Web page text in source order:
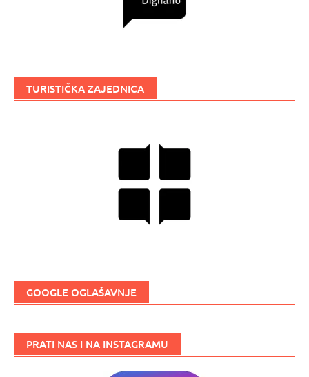
TURISTIČKA ZAJEDNICA
GOOGLE OGLAŠAVNJE
PRATI NAS I NA INSTAGRAMU